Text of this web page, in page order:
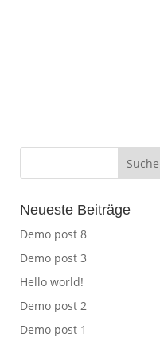
Neueste Beiträge
Demo post 8
Demo post 3
Hello world!
Demo post 2
Demo post 1